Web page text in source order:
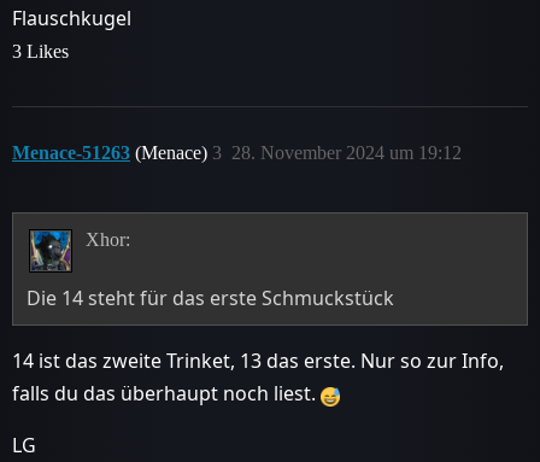
Flauschkugel
3 Likes
Menace-51263 (Menace) 28. November 2024 um 19:12
3
Xhor:
Die 14 steht für das erste Schmuckstück
14 ist das zweite Trinket, 13 das erste. Nur so zur Info,
falls du das überhaupt noch liest.
LG